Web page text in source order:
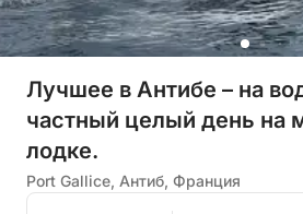
Лучшее в Антибе – на
частный целый день на
лодке.
Port Gallice, Антиб, Франция